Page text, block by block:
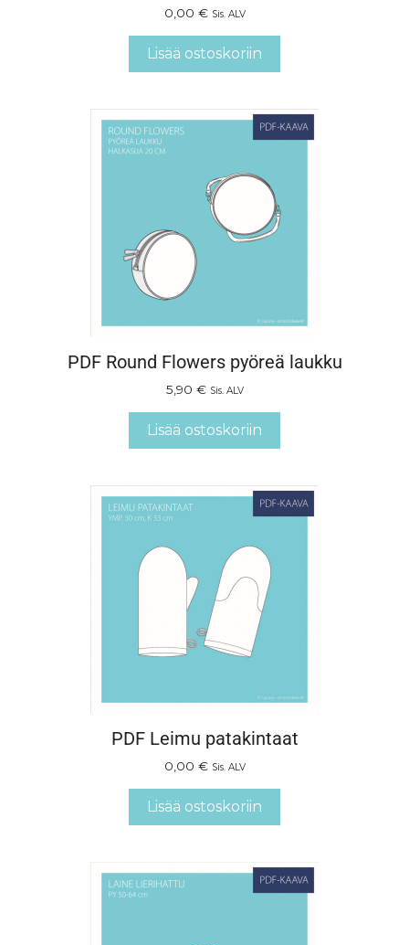
0,00 € Sis. ALV
Lisää ostoskoriin
PDF Round Flowers pyöreä laukku
5,90 € Sis. ALV
Lisää ostoskoriin
PDF Leimu patakintaat
0,00 € Sis. ALV
Lisää ostoskoriin